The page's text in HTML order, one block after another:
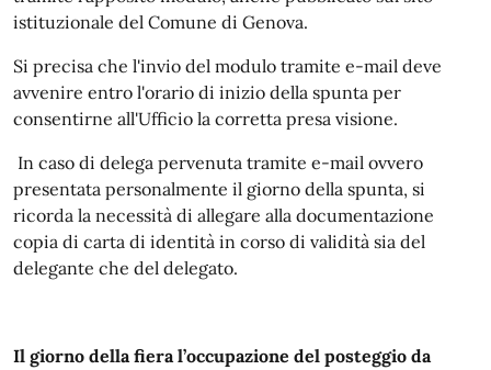
istituzionale del Comune di Genova.
Si precisa che l'invio del modulo tramite e-mail deve
avvenire entro l'orario di inizio della spunta per
consentirne all'Ufficio la corretta presa visione.
In caso di delega pervenuta tramite e-mail ovvero
presentata personalmente il giorno della spunta, si
ricorda la necessità di allegare alla documentazione
copia di carta di identità in corso di validità sia del
delegante che del delegato.
Il giorno della fiera l’occupazione del posteggio da